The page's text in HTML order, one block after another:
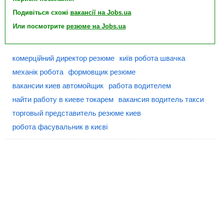
Подивіться схожі вакансії на Jobs.ua
Или посмотрите резюме на Jobs.ua
комерційний директор резюме
київ робота швачка
механік робота формовщик резюме
вакансии киев автомойщик
работа водителем
найти работу в киеве токарем
вакансия водитель такси
торговый представитель резюме киев
робота фасувальник в києві